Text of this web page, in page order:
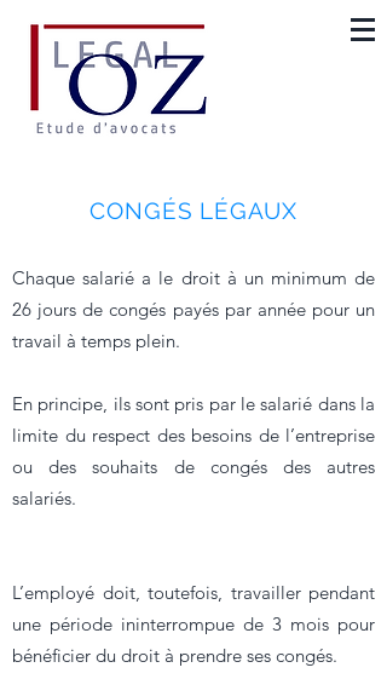
CONGÉS LÉGAUX
Chaque salarié a le droit à un minimum de
26 jours de congés payés par année pour un
travail à temps plein.
En principe, ils sont pris par le salarié dans la
limite du respect des besoins de l’entreprise
ou des souhaits de congés des autres
salariés.
L’employé doit, toutefois, travailler pendant
une période ininterrompue de 3 mois pour
bénéficier du droit à prendre ses congés.